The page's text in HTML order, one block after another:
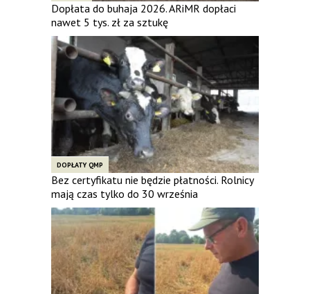
Dopłata do buhaja 2026. ARiMR dopłaci
nawet 5 tys. zł za sztukę
DOPŁATY QMP
Bez certyfikatu nie będzie płatności. Rolnicy
mają czas tylko do 30 września